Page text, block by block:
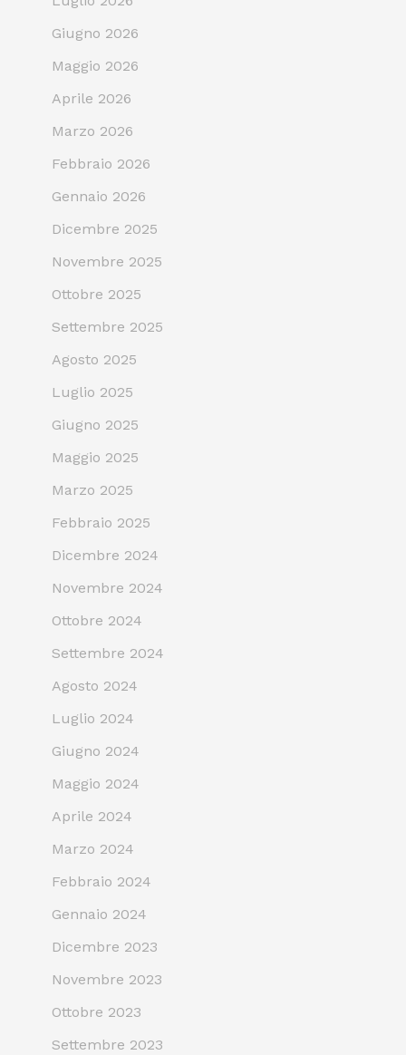
Giugno 2026
Maggio 2026
Aprile 2026
Marzo 2026
Febbraio 2026
Gennaio 2026
Dicembre 2025
Novembre 2025
Ottobre 2025
Settembre 2025
Agosto 2025
Luglio 2025
Giugno 2025
Maggio 2025
Marzo 2025
Febbraio 2025
Dicembre 2024
Novembre 2024
Ottobre 2024
Settembre 2024
Agosto 2024
Luglio 2024
Giugno 2024
Maggio 2024
Aprile 2024
Marzo 2024
Febbraio 2024
Gennaio 2024
Dicembre 2023
Novembre 2023
Ottobre 2023
Settembre 2023